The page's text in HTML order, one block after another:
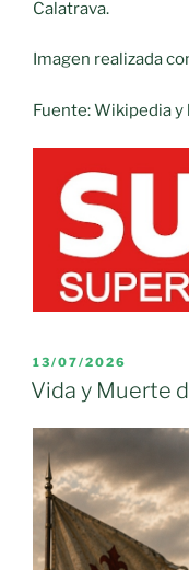
Calatrava.
Imagen realizada
Fuente: Wikipedia
PUBLICADO
EL
13/07/2026
Vida y Muerte